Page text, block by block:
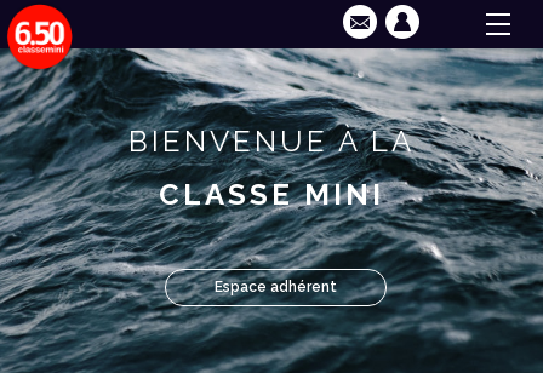
BIENVENUE À LA
CLASSE MINI
Espace adhérent